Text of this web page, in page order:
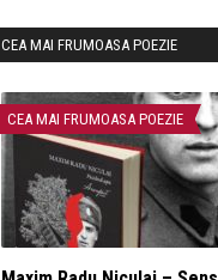
CEA MAI FRUMOASA POEZIE
CEA MAI FRUMOASA POEZIE